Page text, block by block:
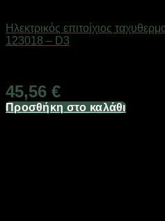
Ηλεκτρικός επιτοίχιος
123018 – D3
45,56 €
Προσθήκη στο καλάθι